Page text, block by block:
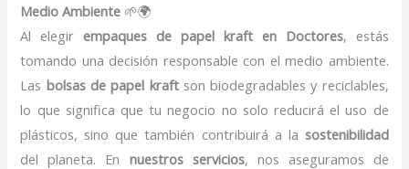
Medio Ambiente 🌱🌍
Al elegir empaques de papel kraft en Doctores, estás
tomando una decisión responsable con el medio ambiente.
Las bolsas de papel kraftson biodegradables y reciclables,
lo que significa que tu negocio no solo reducirá el uso de
plásticos, sino que también contribuirá a la sostenibilidad
del planeta. En nuestros servicios, nos aseguramos de